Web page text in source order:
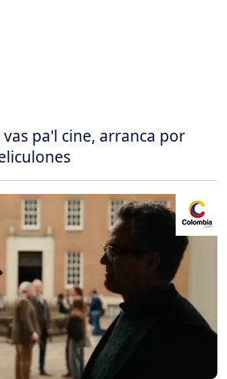
vas pa'l cine, arranca por